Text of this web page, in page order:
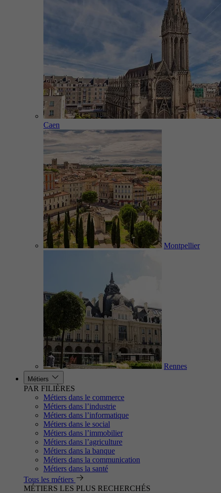
Caen
Montpellier
Rennes
Métiers
PAR FILIÈRES
Métiers dans le commerce
Métiers dans l’industrie
Métiers dans l’informatique
Métiers dans le social
Métiers dans l’immobilier
Métiers dans l’agriculture
Métiers dans la banque
Métiers dans la communication
Métiers dans la santé
Tous les métiers
MÉTIERS LES PLUS RECHERCHÉS